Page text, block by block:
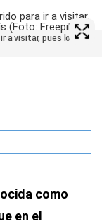
a visitar, pues lo
como
en el